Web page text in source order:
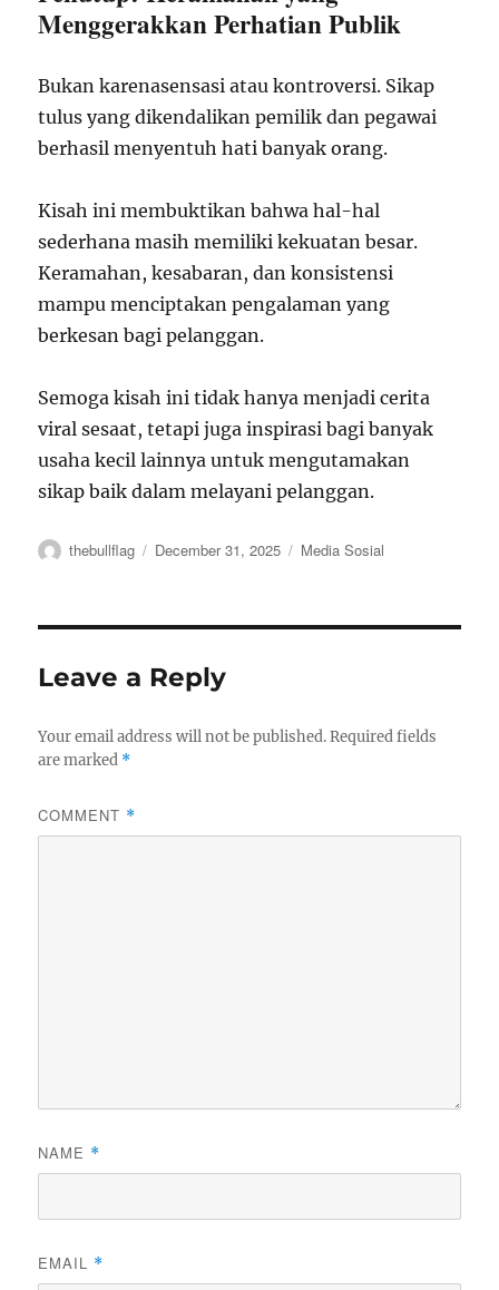
Menggerakkan Perhatian Publik
Bukan karenasensasi atau kontroversi. Sikap
tulus yang dikendalikan pemilik dan pegawai
berhasil menyentuh hati banyak orang.
Kisah ini membuktikan bahwa hal-hal
sederhana masih memiliki kekuatan besar.
Keramahan, kesabaran, dan konsistensi
mampu menciptakan pengalaman yang
berkesan bagi pelanggan.
Semoga kisah ini tidak hanya menjadi cerita
viral sesaat, tetapi juga inspirasi bagi banyak
usaha kecil lainnya untuk mengutamakan
sikap baik dalam melayani pelanggan.
Author
thebullflag
Posted
December 31, 2025 Categories
Media Sosial
Leave a Reply
Your email address will not be published. Required fields
are marked *
COMMENT *
NAME *
EMAIL *